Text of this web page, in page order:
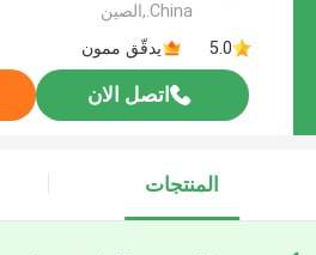
China.,الصين
5.0
يدقّق ممون
اتصل الان
المنتجات